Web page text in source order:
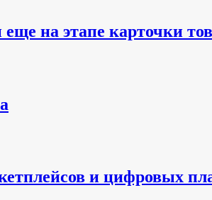
на этапе карточки
и цифровых